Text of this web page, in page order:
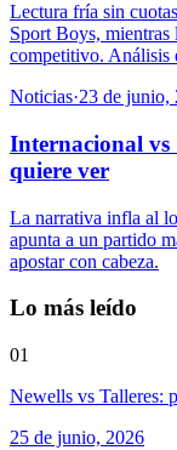
Lectura fría sin
Sport Boys,
competitivo. Análisis
Noticias·23 de junio,
Internacional vs
quiere ver
La narrativa infla al
apunta a un partido
apostar con cabeza.
Lo más leído
01
Newells vs Talleres:
25 de junio, 2026